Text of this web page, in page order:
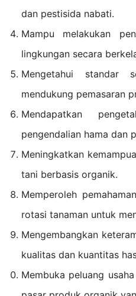
dan pestisida nabati.
Mampu melakukan
lingkungan secara
Mengetahui standar
mendukung pemasaran
Mendapatkan
pengendalian hama dan
Meningkatkan
tani berbasis organik.
Memperoleh
rotasi tanaman untuk
Mengembangkan
kualitas dan kuantitas
Membuka peluang